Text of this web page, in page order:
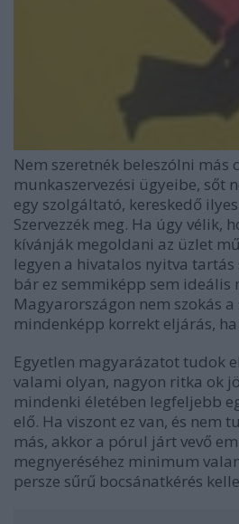
Nem szeretnék beleszólni más
munkaszervezési ügyeibe, sőt
egy szolgáltató, kereskedő
Szervezzék meg. Ha úgy vélik,
kívánják megoldani az üzlet
legyen a hivatalos nyitva
bár ez semmiképp sem ideális
Magyarországon nem szokás a
mindenképp korrekt eljárás,
Egyetlen magyarázatot tudok
valami olyan, nagyon ritka ok
mindenki életében legfeljebb
elő. Ha viszont ez van, és nem
más, akkor a pórul járt vevő
megnyeréséhez minimum
persze sűrű bocsánatkérés